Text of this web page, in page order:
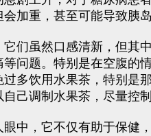
加重，甚至可能导致胰
们虽然口感清新，但其
问题。特别是在空腹的
多饮用水果茶，特别
己调制水果茶，尽量控
中，它不仅有助于保健